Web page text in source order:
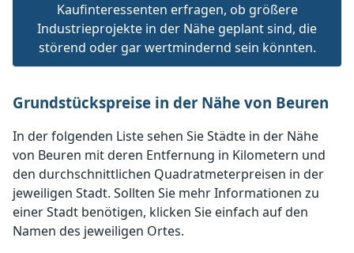
Kaufinteressenten erfragen, ob größere
Industrieprojekte in der Nähe geplant sind, die
störend oder gar wertmindernd sein könnten.
Grundstückspreise in der Nähe von Beuren
In der folgenden Liste sehen Sie Städte in der Nähe
von Beuren mit deren Entfernung in Kilometern und
den durchschnittlichen Quadratmeterpreisen in der
jeweiligen Stadt. Sollten Sie mehr Informationen zu
einer Stadt benötigen, klicken Sie einfach auf den
Namen des jeweiligen Ortes.